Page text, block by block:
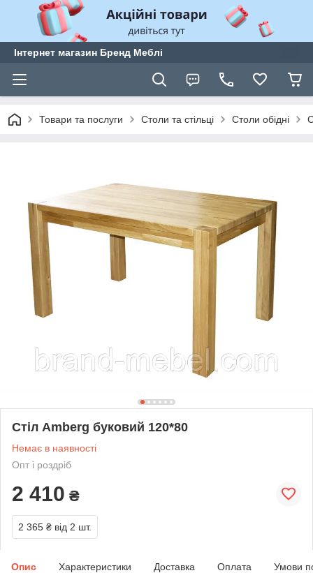
Інтернет магазин Бренд Меблі
Товари та послуги Столи та стільці Столи обідні
Стіл Amberg буковий 120*80
Немає в наявності
Опт і роздріб
2 410 ₴
2 365 ₴ від 2 шт.
Опис Характеристики Доставка Оплата Умови